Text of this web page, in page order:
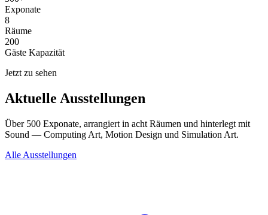
Exponate
8
Räume
200
Gäste Kapazität
Jetzt zu sehen
Aktuelle Ausstellungen
Über 500 Exponate, arrangiert in acht Räumen und hinterlegt mit
Sound — Computing Art, Motion Design und Simulation Art.
Alle Ausstellungen